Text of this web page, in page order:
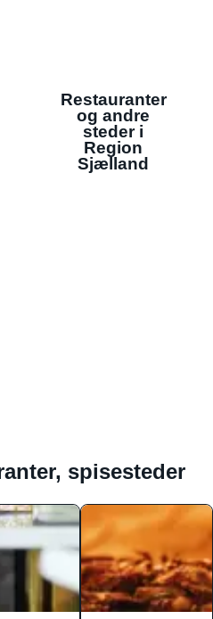
Restauranter
og andre
steder i
Region
Sjælland
spisesteder